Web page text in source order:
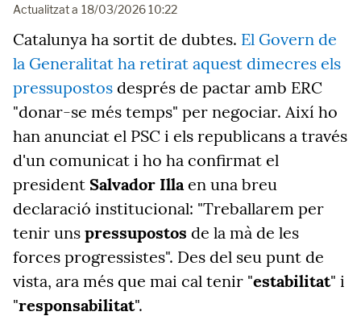
Actualitzat a 18/03/2026 10:22
Catalunya ha sortit de dubtes. El Govern de
la Generalitat ha retirat aquest dimecres els
pressupostos després de pactar amb ERC
"donar-se més temps" per negociar. Així ho
han anunciat el PSC i els republicans a través
d'un comunicat i ho ha confirmat el
president Salvador Illaen una breu
declaració institucional: "Treballarem per
tenir uns pressupostos de la mà de les
forces progressistes". Des del seu punt de
vista, ara més que mai cal tenir "estabilitat" i
"responsabilitat".